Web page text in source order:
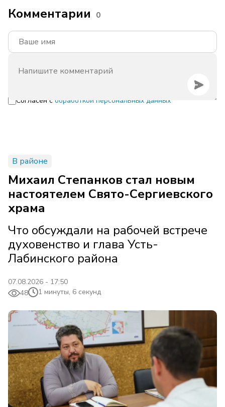
Комментарии 0
Согласен с обработкой персональных данных
В районе
Михаил Степанков стал новым
настоятелем Свято-Сергиевского
храма
Что обсуждали на рабочей встрече
духовенство и глава Усть-
Лабинского района
07.08.2026 - 17:50
48
1 минуты, 6 секунд